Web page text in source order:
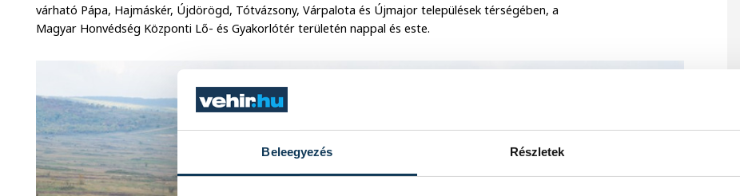
Beleegyezés Részletek
várható Pápa, Hajmáskér, Újdörögd, Tótvázsony, Várpalota és Újmajor települések térségében, a
Magyar Honvédség Központi Lő- és Gyakorlótér területén nappal és este.